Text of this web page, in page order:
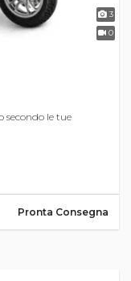
3
0
secondo le tue
Pronta Consegna